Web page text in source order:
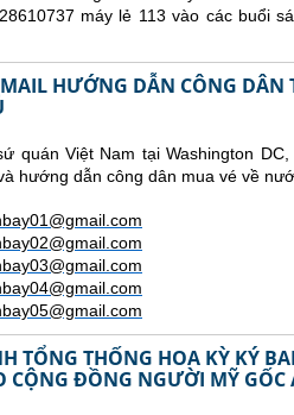
máy lẻ 113 vào các buổi
HƯỚNG DẪN CÔNG DÂN
quán Việt Nam tại Washington
hướng dẫn công dân mua vé về
TỔNG THỐNG HOA KỲ KÝ
CỘNG ĐỒNG NGƯỜI MỸ GỐC